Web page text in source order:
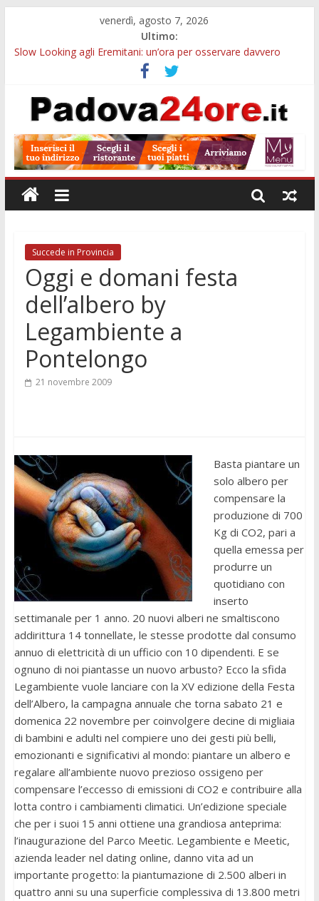
venerdì, agosto 7, 2026
Ultimo:
Slow Looking agli Eremitani: un’ora per osservare davvero
Bando sicurezza urbana Veneto: 650mila euro per Comuni e
Polizie locali
Sicurezza esodo estivo Padova: più controlli su strade, stazioni
Bonus trasporto pubblico Veneto: 200 euro per l’abbonamento
annuale
Notizie di Padova alle ore 10: arresto, fermata Busitalia e
tregua dal caldo
Succede in Provincia
Oggi e domani festa
dell’albero by
Legambiente a
Pontelongo
21 novembre 2009
Basta piantare un
solo albero per
compensare la
produzione di 700
Kg di CO2, pari a
quella emessa per
produrre un
quotidiano con
inserto
settimanale per 1 anno. 20 nuovi alberi ne smaltiscono
addirittura 14 tonnellate, le stesse prodotte dal consumo
annuo di elettricità di un ufficio con 10 dipendenti. E se
ognuno di noi piantasse un nuovo arbusto? Ecco la sfida
Legambiente vuole lanciare con la XV edizione della Festa
dell’Albero, la campagna annuale che torna sabato 21 e
domenica 22 novembre per coinvolgere decine di migliaia
di bambini e adulti nel compiere uno dei gesti più belli,
emozionanti e significativi al mondo: piantare un albero e
regalare all’ambiente nuovo prezioso ossigeno per
compensare l’eccesso di emissioni di CO2 e contribuire alla
lotta contro i cambiamenti climatici. Un’edizione speciale
che per i suoi 15 anni ottiene una grandiosa anteprima:
l’inaugurazione del Parco Meetic. Legambiente e Meetic,
azienda leader nel dating online, danno vita ad un
importante progetto: la piantumazione di 2.500 alberi in
quattro anni su una superficie complessiva di 13.800 metri